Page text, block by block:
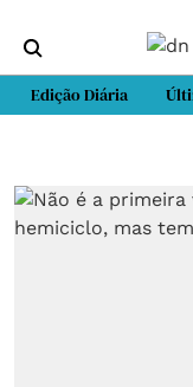
Edição Diária